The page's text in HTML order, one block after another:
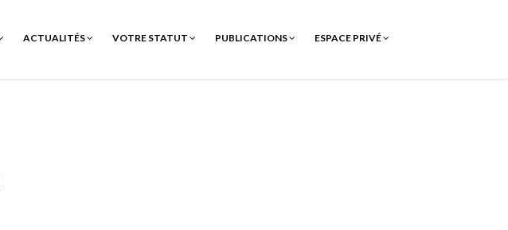
ACTUALITÉS VOTRE STATUT PUBLICATIONS ESPACE PRIVÉ